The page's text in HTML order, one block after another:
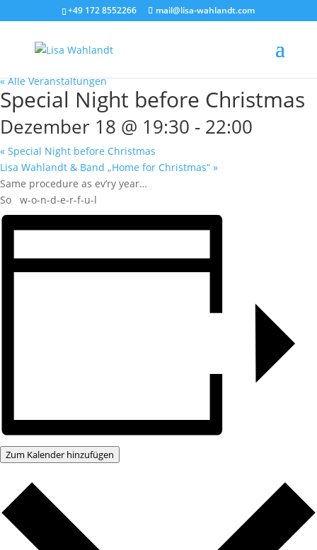
+49 172 8552266 mail@lisa-wahlandt.com
« Alle Veranstaltungen
Special Night before Christmas
Dezember 18 @ 19:30 - 22:00
« Special Night before Christmas
Lisa Wahlandt & Band „Home for Christmas“ »
Same procedure as ev’ry year…
So w-o-n-d-e-r-f-u-l
Zum Kalender hinzufügen